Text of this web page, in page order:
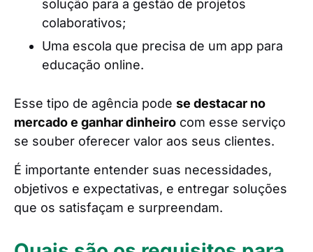
solução para a gestão de projetos
colaborativos;
Uma escola que precisa de um app para
educação online.
Esse tipo de agência pode se destacar no
mercado e ganhar dinheiro com esse serviço
se souber oferecer valor aos seus clientes.
É importante entender suas necessidades,
objetivos e expectativas, e entregar soluções
que os satisfaçam e surpreendam.